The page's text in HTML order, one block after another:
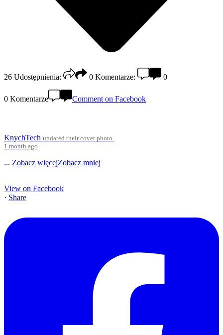
26 Udostępnienia: 0 Komentarze: 0
0 Komentarze Comment on Facebook
KnychTech updated their cover photo.
1 month ago
... Zobacz więcejZobacz mniej
View on Facebook
· Share